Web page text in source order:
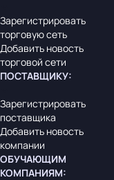
Зарегистрировать
торговую сеть
Добавить новость
торговой сети
ПОСТАВЩИКУ:
Зарегистрировать
поставщика
Добавить новость
компании
ОБУЧАЮЩИМ
КОМПАНИЯМ: